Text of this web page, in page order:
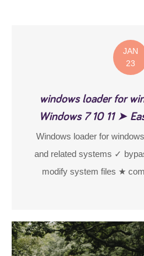
JAN
23
windows loader for
Windows 7 10 11 ➤
Windows loader for
and related systems ✓
modify system files ★